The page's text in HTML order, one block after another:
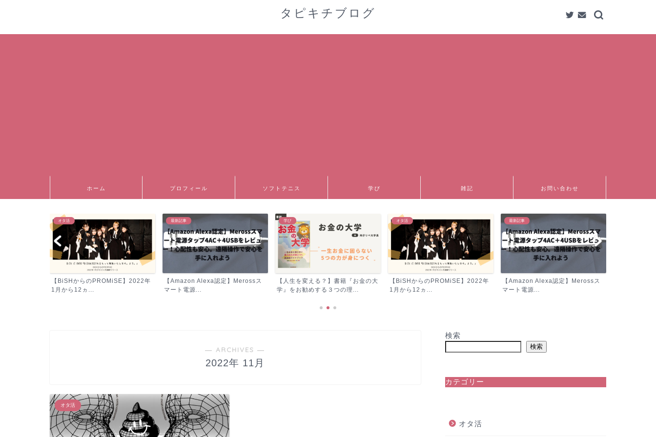
タピキチブログ
ホーム プロフィール ソフトテニス 学び 雑記 お問い合わせ
オタ活
【BiSHからのPROMiSE】2022年
1月から12ヵ...
最新記事
【Amazon Alexa認定】Merossス
マート電源...
学び
【人生を変える？】書籍『お金の大
学』をお勧めする３つの理...
オタ活
【BiSHからのPROMiSE】2022年
1月から12ヵ...
最新記事
【Amazon Alexa認定】Merossス
マート電源...
― ARCHIVES ―
2022年 11月
オタ活
検索
検索
カテゴリー
オタ活